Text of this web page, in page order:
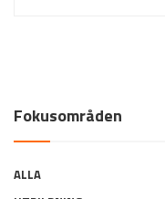
Fokusområden
ALLA